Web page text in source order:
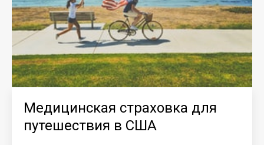
Медицинская страховка для
путешествия в США